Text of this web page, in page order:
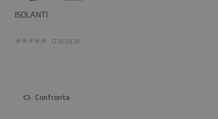
ISOLANTI
0 REVIEW
Confronta